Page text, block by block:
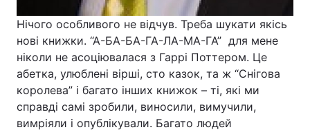
Нічого особливого не відчув. Треба шукати якісь
нові книжки. “А-БА-БА-ГА-ЛА-МА-ГА” для мене
ніколи не асоціювалася з Гаррі Поттером. Це
абетка, улюблені вірші, сто казок, та ж “Снігова
королева” і багато інших книжок – ті, які ми
справді самі зробили, виносили, вимучили,
вимріяли і опублікували. Багато людей